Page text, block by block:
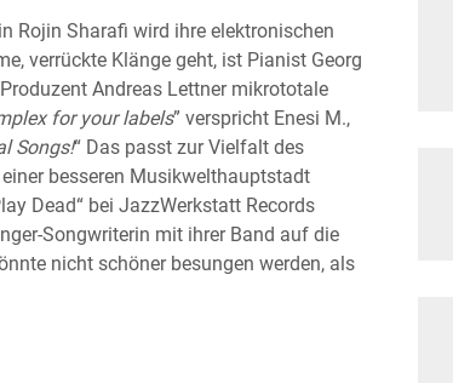
Rojin Sharafi wird ihre elektronischen
verrückte Klänge geht, ist Pianist Georg
Andreas Lettner mikrototale
for your labels” verspricht Enesi M.,
Songs!“ Das passt zur Vielfalt des
besseren Musikwelthauptstadt
Dead“ bei JazzWerkstatt Records
Songwriterin mit ihrer Band auf die
nicht schöner besungen werden, als